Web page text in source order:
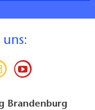
uns:
Brandenburg